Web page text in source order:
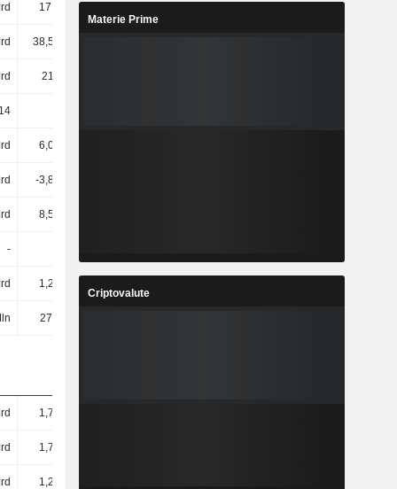
17,6 Mrd
38,54 Mrd
213 Mrd
6,02 Mrd
-3,88 Mrd
8,51 Mrd
-
1,24 Mrd
27,9 Mln
1,78 Mrd
1,78 Mrd
1,22 Mrd
Materie Prime
Criptovalute